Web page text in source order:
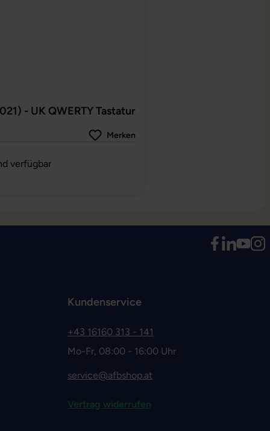
- UK QWERTY Tastatur
0 von 5 Sternen
Merken
verfügbar
Kundenservice
+43 16160 313 - 141
Mo-Fr, 08:00 - 16:00 Uhr
service@afbshop.at
Vertrag widerrufen